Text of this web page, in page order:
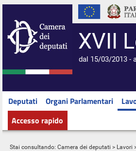
XVII
dal 15/03/2013 -
Deputati Organi Parlamentari
Accesso rapido
Stai consultando: Camera dei deputati > Lavori